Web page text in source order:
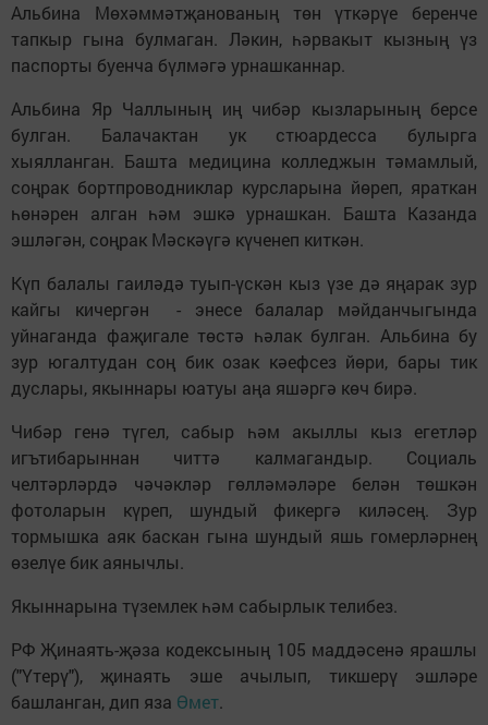
Альбина Мөхәммәтҗанованың төн үткәрүе беренче
тапкыр гына булмаган. Ләкин, һәрвакыт кызның үз
паспорты буенча бүлмәгә урнашканнар.
Альбина Яр Чаллының иң чибәр кызларының берсе
булган. Балачактан ук стюардесса булырга
хыялланган. Башта медицина колледжын тәмамлый,
соңрак бортпроводниклар курсларына йөреп, яраткан
һөнәрен алган һәм эшкә урнашкан. Башта Казанда
эшләгән, соңрак Мәскәүгә күченеп киткән.
Күп балалы гаиләдә туып-үскән кыз үзе дә яңарак зур
кайгы кичергән - энесе балалар мәйданчыгында
уйнаганда фаҗигале төстә һәлак булган. Альбина бу
зур югалтудан соң бик озак кәефсез йөри, бары тик
дуслары, якыннары юатуы аңа яшәргә көч бирә.
Чибәр генә түгел, сабыр һәм акыллы кыз егетләр
игътибарыннан читтә калмагандыр. Социаль
челтәрләрдә чәчәкләр гөлләмәләре белән төшкән
фотоларын күреп, шундый фикергә киләсең. Зур
тормышка аяк баскан гына шундый яшь гомерләрнең
өзелүе бик аянычлы.
Якыннарына түземлек һәм сабырлык телибез.
РФ Җинаять-җәза кодексының 105 маддәсенә ярашлы
("Үтерү"), җинаять эше ачылып, тикшерү эшләре
башланган, дип яза Өмет.